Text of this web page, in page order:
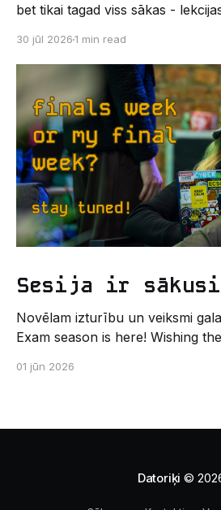
bet tikai tagad viss sākas -
Un kas gan būtu labāks veids,
dzīvi LU EZTF datoriķu vidē, par
leģendāro “Sējienu”? 🐱 Šī pirmsaristoteļa nometne
palīdzēs tev iegūt pirmos
30 jūl 20261 min read
Sesija ir
Novēlam izturību un veiksmi
Exam season is here! Wishing
pašpārvaldes komunikācijas
01 jūn 2026
Datoriķi ©